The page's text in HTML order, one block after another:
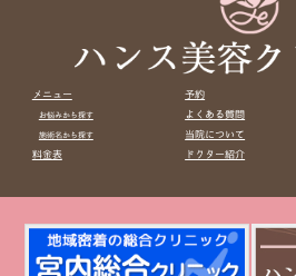
メニュー
お悩みから探す
施術名から探す
料金表
予約
よくある質問
当院について
ドクター紹介